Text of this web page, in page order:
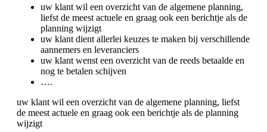
uw klant wil een overzicht van de algemene planning,
liefst de meest actuele en graag ook een berichtje als de
planning wijzigt
uw klant dient allerlei keuzes te maken bij verschillende
aannemers en leveranciers
uw klant wenst een overzicht van de reeds betaalde en
nog te betalen schijven
….
uw klant wil een overzicht van de algemene planning, liefst
de meest actuele en graag ook een berichtje als de planning
wijzigt